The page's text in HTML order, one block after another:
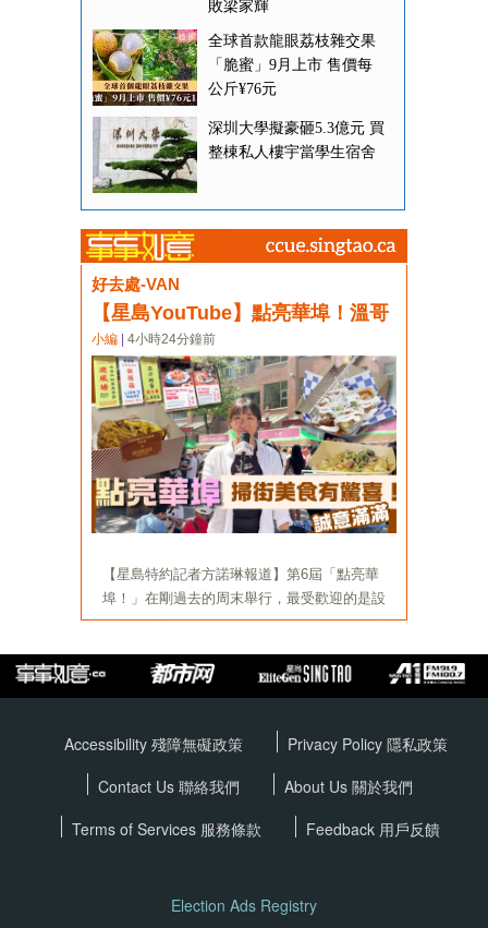
Accessibility 殘障無礙政策 Privacy Policy 隱私政策
Contact Us 聯絡我們
About Us 關於我們
Terms of Services 服務條款 Feedback 用戶反饋
Election Ads Registry